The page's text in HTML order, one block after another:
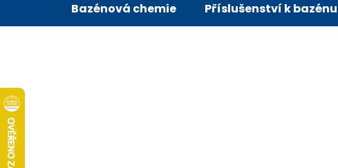
Bazénová chemie Příslušenství k bazénu